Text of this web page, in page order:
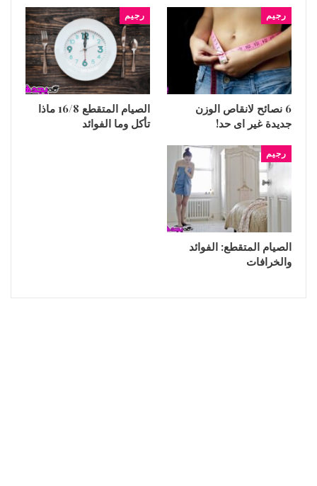
رجيم
6 نصائح لانقاص الوزن
جديدة غير اى حد!
رجيم
الصيام المتقطع 16/8 ماذا
تأكل وما الفوائد
رجيم
الصيام المتقطع: الفوائد
والخرافات